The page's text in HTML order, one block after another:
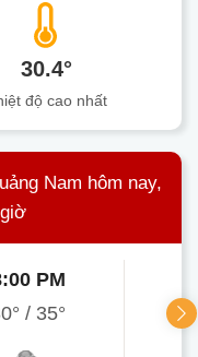
30.4°
độ cao nhất
Nam hôm nay,
PM
/ 35°